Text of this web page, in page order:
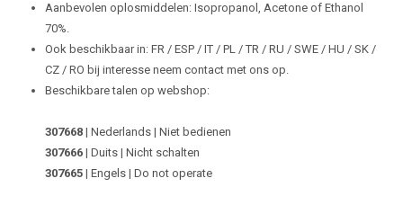
Aanbevolen oplosmiddelen: Isopropanol, Acetone of Ethanol
70%.
Ook beschikbaar in: FR / ESP / IT / PL / TR / RU / SWE / HU / SK /
CZ / RO bij interesse neem contact met ons op.
Beschikbare talen op webshop:
307668 | Nederlands | Niet bedienen
307666 | Duits | Nicht schalten
307665 | Engels | Do not operate